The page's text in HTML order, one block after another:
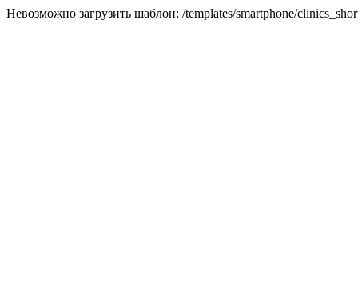
Невозможно загрузить шаблон: /templates/smartphone/